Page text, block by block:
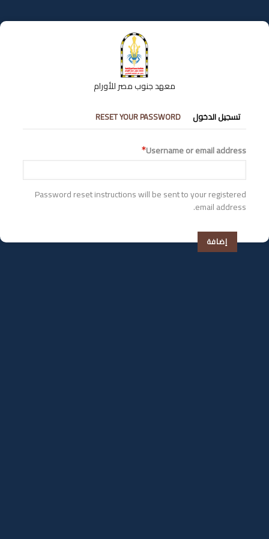
إلى
المحتوى
معهد جنوب مصر للأورام
التبويبات
الأساسية
تسجيل الدخول RESET YOUR PASSWORD
Username or email address
Password reset instructions will be sent to your registered
email address.